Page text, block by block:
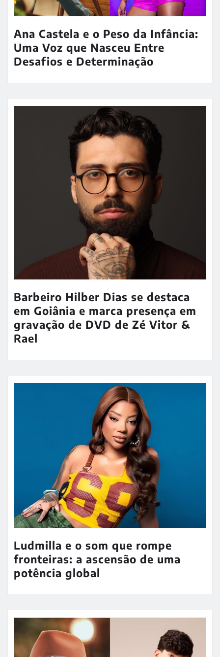
Ana Castela e o Peso da Infância:
Uma Voz que Nasceu Entre
Desafios e Determinação
Barbeiro Hilber Dias se destaca
em Goiânia e marca presença em
gravação de DVD de Zé Vitor &
Rael
Ludmilla e o som que rompe
fronteiras: a ascensão de uma
potência global